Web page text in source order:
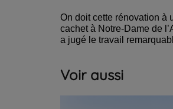
On doit cette rénovation à
cachet à Notre-Dame de
a jugé le travail
Voir aussi